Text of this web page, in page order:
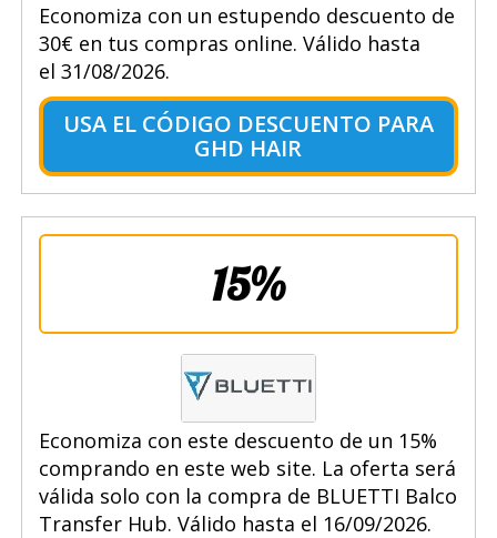
Economiza con un estupendo descuento de
30€ en tus compras online. Válido hasta
el 31/08/2026.
USA EL CÓDIGO DESCUENTO PARA
GHD HAIR
15%
Economiza con este descuento de un 15%
comprando en este web site. La oferta será
válida solo con la compra de BLUETTI Balco
Transfer Hub. Válido hasta el 16/09/2026.